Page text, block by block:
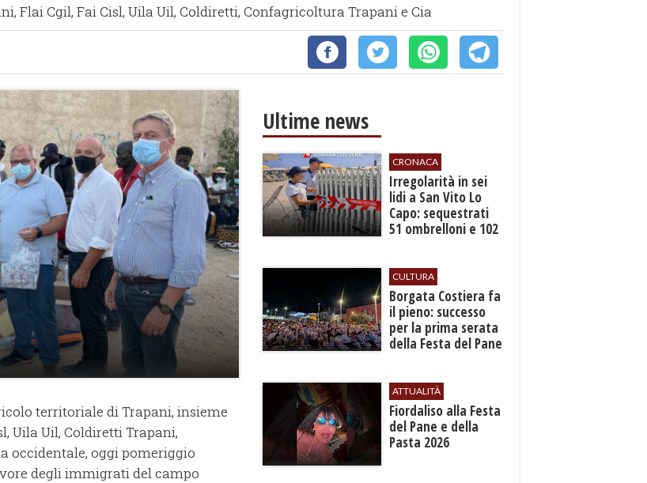
Flai Cgil, Fai Cisl, Uila Uil, Coldiretti, Confagricoltura Trapani e Cia
territoriale di Trapani, insieme
Uila Uil, Coldiretti Trapani,
occidentale, oggi pomeriggio
degli immigrati del campo
Ultime news
CRONACA
Irregolarità in sei
lidi a San Vito Lo
Capo: sequestrati
51 ombrelloni e 102
CULTURA
​Borgata Costiera fa
il pieno: successo
per la prima serata
della Festa del Pane
ATTUALITÀ
Fiordaliso alla Festa
del Pane e della
Pasta 2026